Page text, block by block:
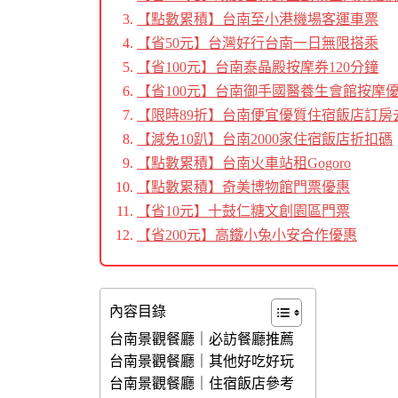
【點數累積】台南至小港機場客運車票
【省50元】台灣好行台南一日無限搭乘
【省100元】台南泰晶殿按摩券120分鐘
【省100元】台南御手國醫養生會館按摩
【限時89折】台南便宜優質住宿飯店訂房
【減免10趴】台南2000家住宿飯店折扣碼
【點數累積】台南火車站租Gogoro
【點數累積】奇美博物館門票優惠
【省10元】 十鼓仁糖文創園區門票
【省200元】高鐵小兔小安合作優惠
內容目錄
台南景觀餐廳｜必訪餐廳推薦
台南景觀餐廳｜其他好吃好玩
台南景觀餐廳｜住宿飯店參考